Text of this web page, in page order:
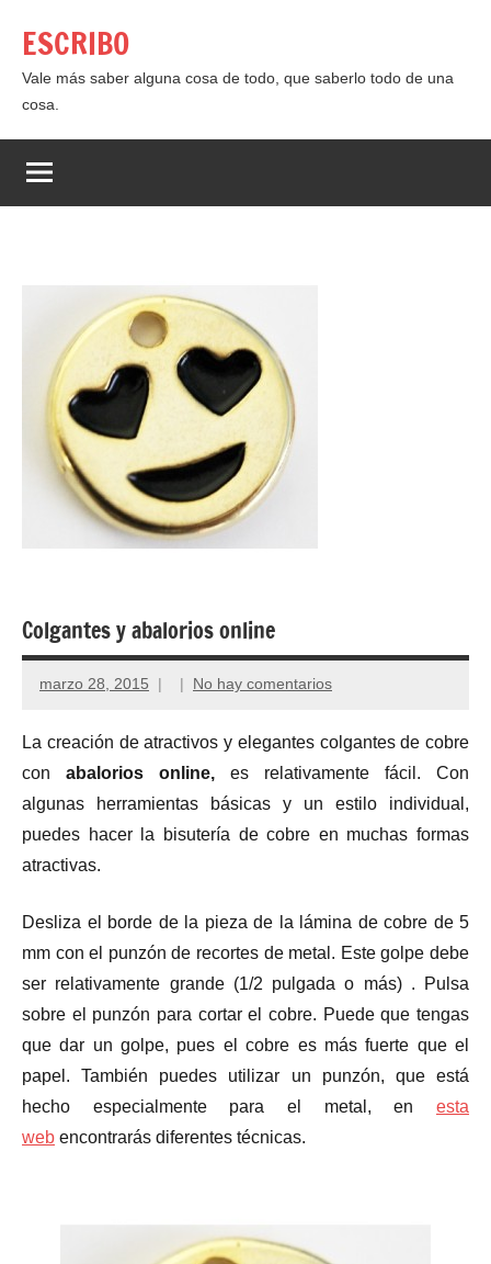
contenido
ESCRIBO
Vale más saber alguna cosa de todo, que saberlo todo de una
cosa.
Colgantes y abalorios online
marzo 28, 2015 No hay comentarios
La creación de atractivos y elegantes colgantes de cobre
con abalorios online, es relativamente fácil. Con
algunas herramientas básicas y un estilo individual,
puedes hacer la bisutería de cobre en muchas formas
atractivas.
Desliza el borde de la pieza de la lámina de cobre de 5
mm con el punzón de recortes de metal. Este golpe debe
ser relativamente grande (1/2 pulgada o más) . Pulsa
sobre el punzón para cortar el cobre. Puede que tengas
que dar un golpe, pues el cobre es más fuerte que el
papel. También puedes utilizar un punzón, que está
hecho especialmente para el metal, en esta
web encontrarás diferentes técnicas.